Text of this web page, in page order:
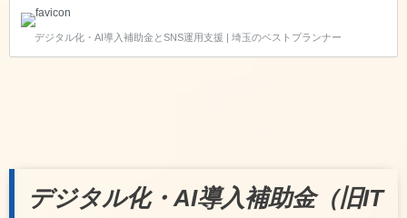
ーター」の認定を頂いているベストプランナー合同会
社は、中小企業の生産性向上をITで叶えるため、IT導
入補助金のITツール登録～申請サポート～納品～実績
デジタル化・AI導入補助金とSNS運用支援 | 埼玉のベストプランナー
デジタル化・AI導入補助金（旧IT